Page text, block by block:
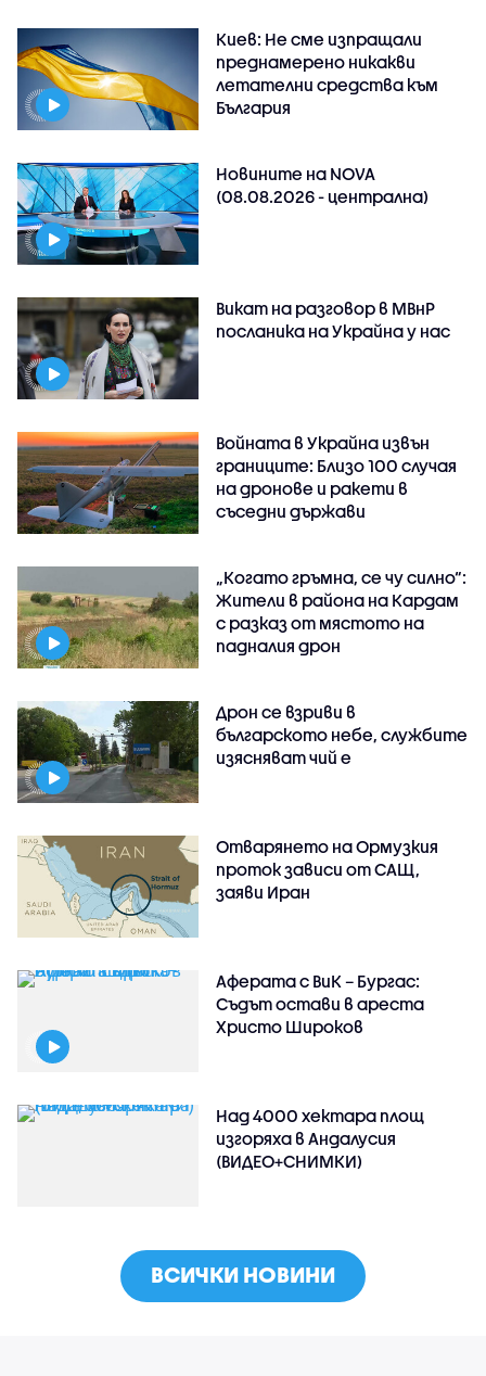
Киев: Не сме изпращали
преднамерено никакви
летателни средства към
България
Новините на NOVA
(08.08.2026 - централна)
Викат на разговор в МВнР
посланика на Украйна у нас
Войната в Украйна извън
границите: Близо 100 случая
на дронове и ракети в
съседни държави
„Когато гръмна, се чу силно“:
Жители в района на Кардам
с разказ от мястото на
падналия дрон
Дрон се взриви в
българското небе, службите
изясняват чий е
Отварянето на Ормузкия
проток зависи от САЩ,
заяви Иран
Аферата с ВиК – Бургас:
Съдът остави в ареста
Христо Широков
Над 4000 хектара площ
изгоряха в Андалусия
(ВИДЕО+СНИМКИ)
ВСИЧКИ НОВИНИ